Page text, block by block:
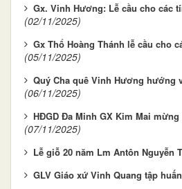
Gx. Vinh Hương: Lễ cầu cho các
(02/11/2025)
Gx Thổ Hoàng Thánh lễ cầu cho
(05/11/2025)
Quý Cha quê Vinh Hương hướng
(06/11/2025)
HĐGD Đa Minh GX Kim Mai mừng
(07/11/2025)
Lễ giỗ 20 năm Lm Antôn Nguyễn
GLV Giáo xứ Vinh Quang tập huấn